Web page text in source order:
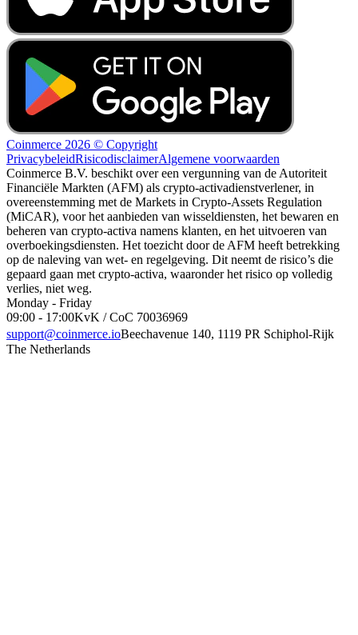
Coinmerce 2026 © Copyright
PrivacybeleidRisicodisclaimerAlgemene voorwaarden
Coinmerce B.V. beschikt over een vergunning van de Autoriteit
Financiële Markten (AFM) als crypto-activadienstverlener, in
overeenstemming met de Markets in Crypto-Assets Regulation
(MiCAR), voor het aanbieden van wisseldiensten, het bewaren en
beheren van crypto-activa namens klanten, en het uitvoeren van
overboekingsdiensten. Het toezicht door de AFM heeft betrekking
op de naleving van wet- en regelgeving. Dit neemt de risico’s die
gepaard gaan met crypto-activa, waaronder het risico op volledig
verlies, niet weg.
Monday - Friday
09:00 - 17:00KvK / CoC 70036969
support@coinmerce.ioBeechavenue 140, 1119 PR Schiphol-Rijk
The Netherlands